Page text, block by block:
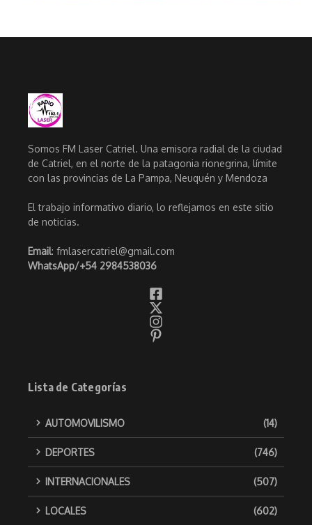
Somos FM Laser Catriel. Una emisora radial de la ciudad
de Catriel, en el norte de la patagonia rionegrina, límite
con las provincias de La Pampa, Neuquén y Mendoza
El trabajo informativo diario, lo reflejamos en este sitio
de noticias.
Email: fmlasercatriel@gmail.com
WhatsApp/+54 2984538036
Lista de Categorías
AUTOMOVILISMO (14)
DEPORTES (746)
INTERNACIONALES (507)
LOCALES (602)